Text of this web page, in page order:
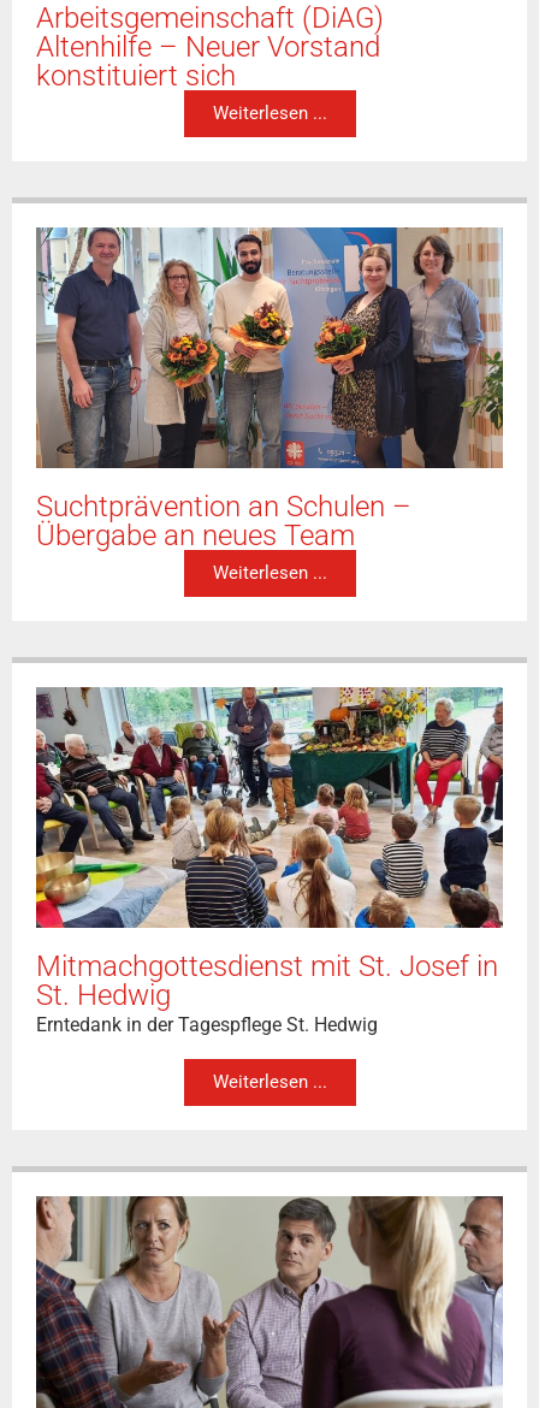
Arbeitsgemeinschaft (DiAG)
Altenhilfe – Neuer Vorstand
konstituiert sich
Weiterlesen ...
Suchtprävention an Schulen –
Übergabe an neues Team
Weiterlesen ...
Mitmachgottesdienst mit St. Josef in
St. Hedwig
Erntedank in der Tagespflege St. Hedwig
Weiterlesen ...